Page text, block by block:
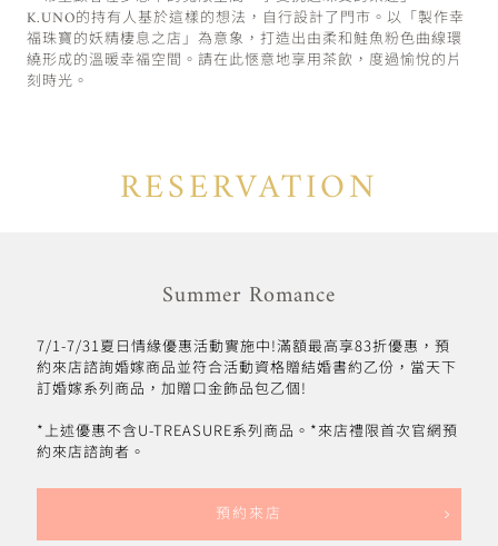
K.UNO的持有人基於這樣的想法，自行設計了門市。以「製作幸
福珠寶的妖精棲息之店」為意象，打造出由柔和鮭魚粉色曲線環
繞形成的溫暖幸福空間。請在此愜意地享用茶飲，度過愉悅的片
刻時光。
RESERVATION
Summer Romance
7/1-7/31夏日情緣優惠活動實施中!滿額最高享83折優惠，預
約來店諮詢婚嫁商品並符合活動資格贈結婚書約乙份，當天下
訂婚嫁系列商品，加贈口金飾品包乙個!
*上述優惠不含U-TREASURE系列商品。*來店禮限首次官網預
約來店諮詢者。
預約來店